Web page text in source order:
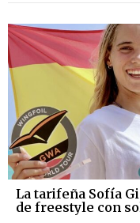
La tarifeña Sofía
de freestyle con